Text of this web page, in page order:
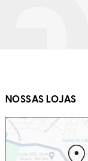
NOSSAS LOJAS